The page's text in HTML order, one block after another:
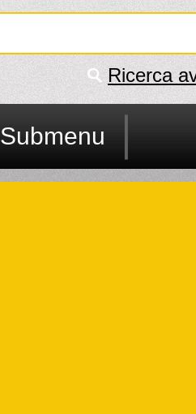
Ricerca
Submenu